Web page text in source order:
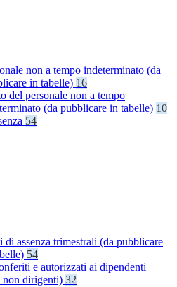
non a tempo indeterminato (da
in tabelle) 16
del personale non a tempo
(da pubblicare in tabelle) 10
54
di assenza trimestrali (da pubblicare
54
e autorizzati ai dipendenti
non dirigenti) 32